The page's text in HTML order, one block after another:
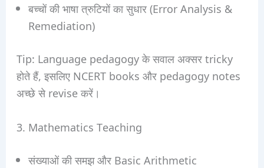
बच्चों की भाषा त्रुटियों का सुधार (Error Analysis &
Remediation)
Tip: Language pedagogy के सवाल अक्सर tricky
होते हैं, इसलिए NCERT books और pedagogy notes
अच्छे से revise करें।
3. Mathematics Teaching
संख्याओं की समझ और Basic Arithmetic